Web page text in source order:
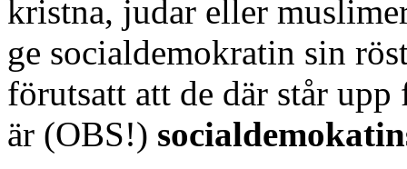
kristna, judar eller
ge socialdemokratin sin
förutsatt att de där står
är (OBS!)